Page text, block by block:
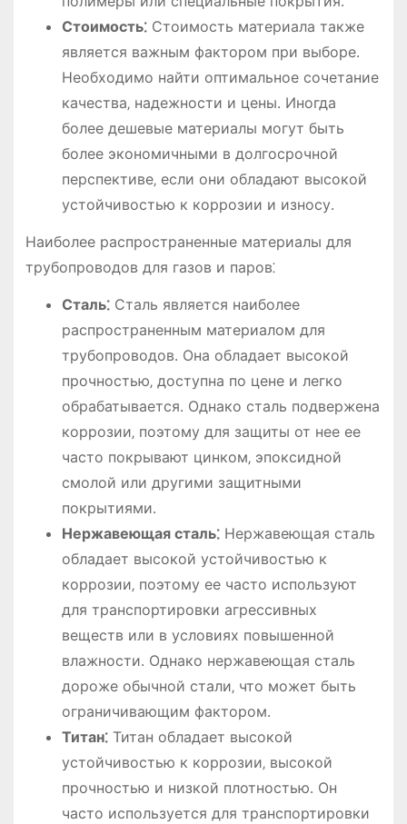
Стоимость⁚Стоимость материала также
является важным фактором при выборе․
Необходимо найти оптимальное сочетание
качества‚ надежности и цены․ Иногда
более дешевые материалы могут быть
более экономичными в долгосрочной
перспективе‚ если они обладают высокой
устойчивостью к коррозии и износу․
Наиболее распространенные материалы для
трубопроводов для газов и паров⁚
Сталь⁚Сталь является наиболее
распространенным материалом для
трубопроводов․ Она обладает высокой
прочностью‚ доступна по цене и легко
обрабатывается․ Однако сталь подвержена
коррозии‚ поэтому для защиты от нее ее
часто покрывают цинком‚ эпоксидной
смолой или другими защитными
покрытиями․
Нержавеющая сталь⁚Нержавеющая сталь
обладает высокой устойчивостью к
коррозии‚ поэтому ее часто используют
для транспортировки агрессивных
веществ или в условиях повышенной
влажности․ Однако нержавеющая сталь
дороже обычной стали‚ что может быть
ограничивающим фактором․
Титан⁚Титан обладает высокой
устойчивостью к коррозии‚ высокой
прочностью и низкой плотностью․ Он
часто используется для транспортировки